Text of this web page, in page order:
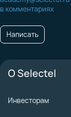
в комментариях
Написать
О Selectel
Инвесторам